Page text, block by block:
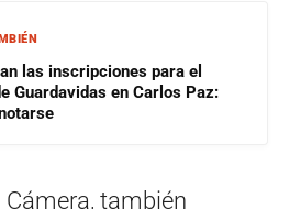
las inscripciones para el
Guardavidas en Carlos Paz:
Cámera, también